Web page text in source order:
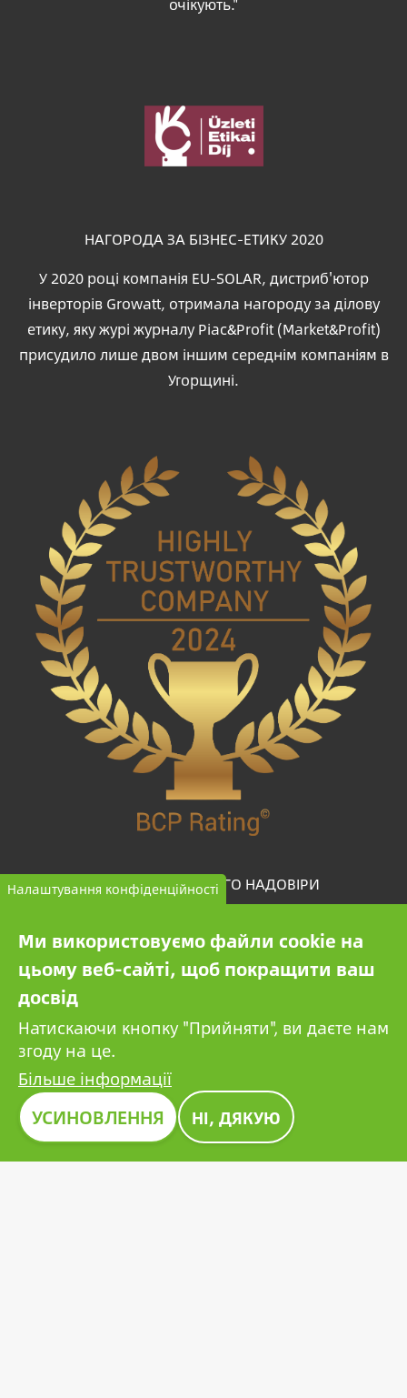
Зображення
НАГОРОДА ЗА БІЗНЕС-ЕТИКУ 2020
У 2020 році компанія EU-SOLAR, дистриб'ютор
інверторів Growatt, отримала нагороду за ділову
етику, яку журі журналу Piac&Profit (Market&Profit)
присудило лише двом іншим середнім компаніям в
Угорщині.
КОМПАНІЯ ВИСОКОГО НАДОВІРИ
відбирає та класифікує компанії з більш ніж одного
мільйона кредитних звітів для порівняння надійних
Зображення
Налаштування конфіденційності
Ми використовуємо файли cookie на
цьому веб-сайті, щоб покращити ваш
досвід
Натискаючи кнопку "Прийняти", ви даєте нам
згоду на це.
Більше інформації
УСИНОВЛЕННЯ НІ, ДЯКУЮ